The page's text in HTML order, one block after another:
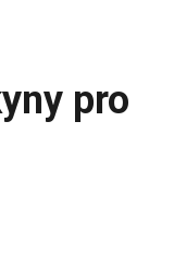
pro